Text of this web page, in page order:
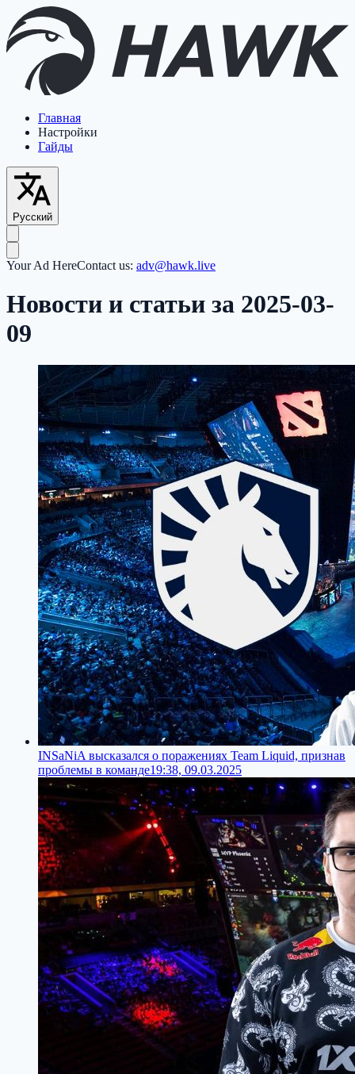
Главная
Настройки
Гайды
Русский
Your Ad HereContact us: adv@hawk.live
Новости и статьи за 2025-03-
09
INSaNiA высказался о поражениях Team Liquid, признав
проблемы в команде19:38, 09.03.2025